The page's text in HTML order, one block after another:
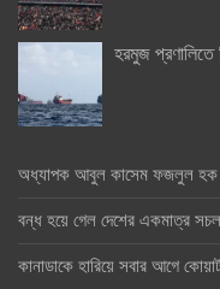
হরমুজ প্রণালিতে
অধ্যাপক আবুল কাসেম ফজলুল হক
বন্ধ হয়ে গেল দেশের একমাত্র সচল
কানাডাকে হারিয়ে সবার আগে